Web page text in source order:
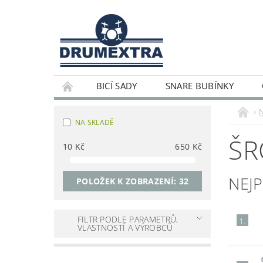
BICÍ SADY SNARE BUBÍNKY
NA SKLADĚ
10 Kč 650 Kč
POLOŽEK K ZOBRAZENÍ: 32
FILTR PODLE PARAMETRŮ,
VLASTNOSTÍ A VÝROBCŮ
1.